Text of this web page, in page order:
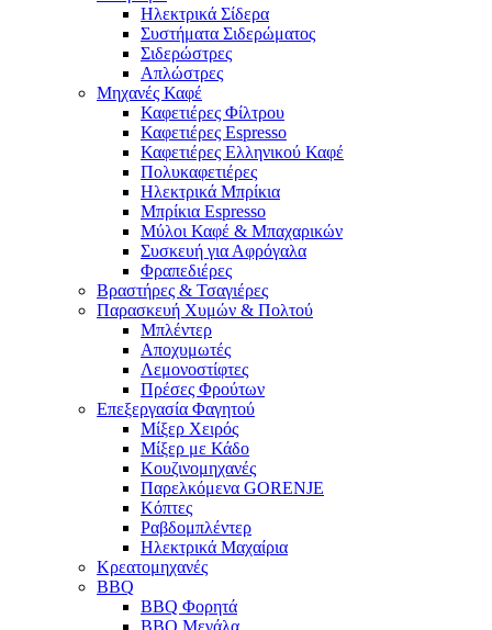
Ηλεκτρικά Σίδερα
Συστήματα Σιδερώματος
Σιδερώστρες
Απλώστρες
Μηχανές Καφέ
Καφετιέρες Φίλτρου
Καφετιέρες Espresso
Καφετιέρες Ελληνικού Καφέ
Πολυκαφετιέρες
Ηλεκτρικά Μπρίκια
Μπρίκια Espresso
Μύλοι Καφέ & Μπαχαρικών
Συσκευή για Αφρόγαλα
Φραπεδιέρες
Βραστήρες & Τσαγιέρες
Παρασκευή Χυμών & Πολτού
Μπλέντερ
Αποχυμωτές
Λεμονοστίφτες
Πρέσες Φρούτων
Επεξεργασία Φαγητού
Μίξερ Χειρός
Μίξερ με Κάδο
Κουζινομηχανές
Παρελκόμενα GORENJE
Κόπτες
Ραβδομπλέντερ
Ηλεκτρικά Μαχαίρια
Κρεατομηχανές
BBQ
BBQ Φορητά